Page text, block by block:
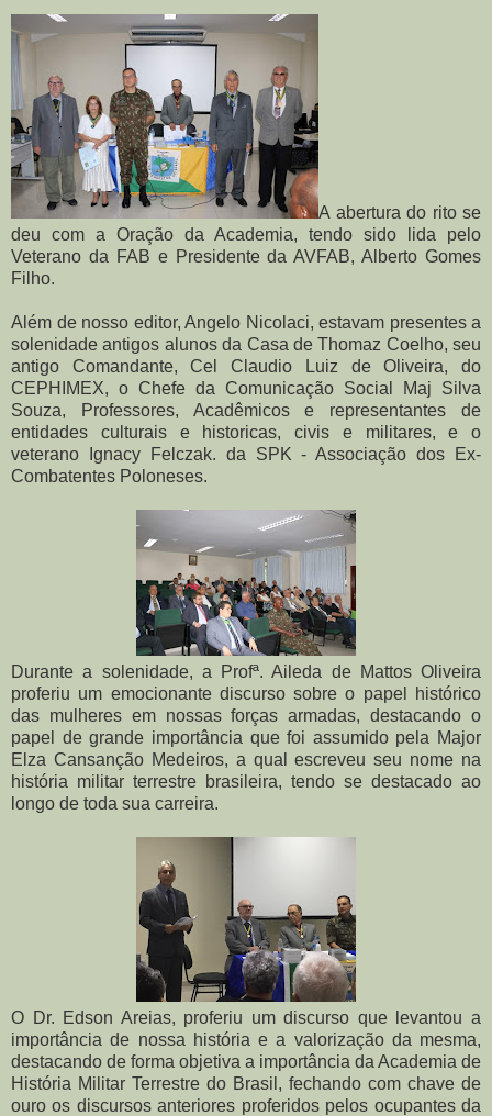
A abertura do rito se
deu com a Oração da Academia, tendo sido lida pelo
Veterano da FAB e Presidente da AVFAB, Alberto Gomes
Filho.
Além de nosso editor, Angelo Nicolaci, estavam presentes a
solenidade antigos alunos da Casa de Thomaz Coelho, seu
antigo Comandante, Cel Claudio Luiz de Oliveira, do
CEPHIMEX, o Chefe da Comunicação Social Maj Silva
Souza, Professores, Acadêmicos e representantes de
entidades culturais e historicas, civis e militares, e o
veterano Ignacy Felczak. da SPK - Associação dos Ex-
Combatentes Poloneses.
Durante a solenidade, a Profª. Aileda de Mattos Oliveira
proferiu um emocionante discurso sobre o papel histórico
das mulheres em nossas forças armadas, destacando o
papel de grande importância que foi assumido pela Major
Elza Cansanção Medeiros, a qual escreveu seu nome na
história militar terrestre brasileira, tendo se destacado ao
longo de toda sua carreira.
O Dr. Edson Areias, proferiu um discurso que levantou a
importância de nossa história e a valorização da mesma,
destacando de forma objetiva a importância da Academia de
História Militar Terrestre do Brasil, fechando com chave de
ouro os discursos anteriores proferidos pelos ocupantes da